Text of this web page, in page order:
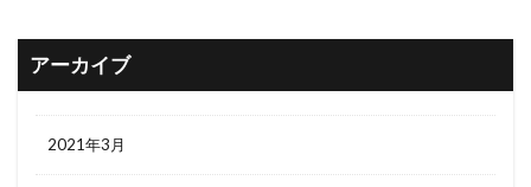
アーカイブ
2021年3月